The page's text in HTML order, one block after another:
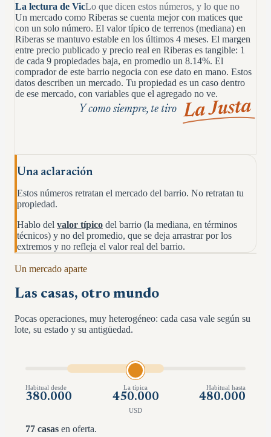
La lectura de VicLo que dicen estos números, y lo que no
Un mercado como Riberas se cuenta mejor con matices que
con un solo número. El valor típico de terrenos (mediana) en
Riberas se mantuvo estable en los últimos 4 meses. El margen
entre precio publicado y precio real en Riberas es tangible: 1
de cada 9 propiedades baja, en promedio un 8.14%. El
comprador de este barrio negocia con ese dato en mano. Estos
datos describen un mercado. Tu propiedad es un caso dentro
de ese mercado, con variables que el agregado no ve.
Y como siempre, te tiro La Justa
Una aclaración
Estos números retratan el mercado del barrio. No retratan tu
propiedad.
Hablo del valor típico del barrio (la mediana, en términos
técnicos) y no del promedio, que se deja arrastrar por los
extremos y no refleja el valor real del barrio.
Un mercado aparte
Las casas, otro mundo
Pocas operaciones, muy heterogéneo: cada casa vale según su
lote, su estado y su antigüedad.
Habitual desde
380.000
La típica
450.000
Habitual hasta
480.000
USD
77 casas en oferta.